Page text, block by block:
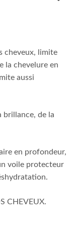
cheveux, limite
la chevelure en
aussi
brillance, de la
en profondeur,
voile protecteur
CHEVEUX.